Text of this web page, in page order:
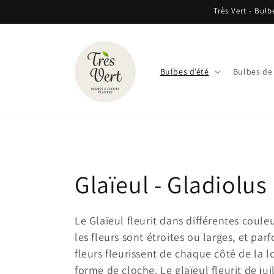
au
Très Vert -
Bulbes d’été Bulbes
C
o
l
Glaïeul - Gladiolus
Le Glaïeul fleurit dans différentes
les fleurs sont étroites ou larges, et
fleurs fleurissent de chaque côté de la
forme de cloche. Le glaïeul fleurit de